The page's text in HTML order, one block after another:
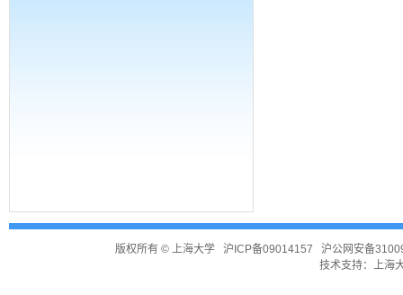
版权所有 ©上海大学 沪ICP备09014157
沪公网安备
技术支持： 上海